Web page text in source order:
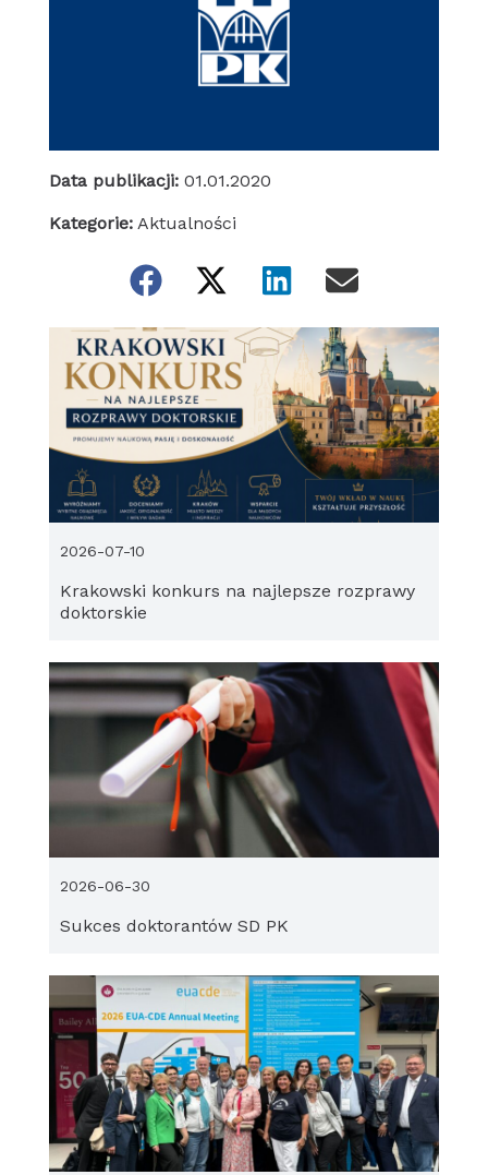
Data publikacji: 01.01.2020
Kategorie: Aktualności
Krakowski konkurs na najlepsze rozprawy
doktorskie
2026-07-10
Sukces doktorantów SD PK
2026-06-30